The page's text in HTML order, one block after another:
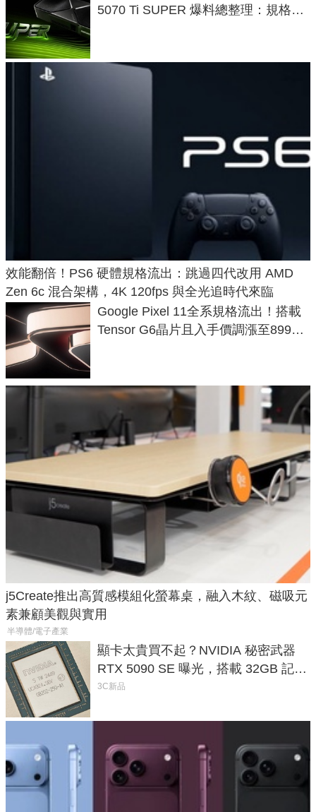
5070 Ti SUPER 爆料總整理：規格、
效能翻倍！PS6 硬體規格流出：跳過四代改用 AMD
Zen 6c 混合架構，4K 120fps 與全光追時代來臨
Google Pixel 11全系規格流出！搭載
Tensor G6晶片且入手價調漲至899美
j5Create推出高質感模組化螢幕桌，融入木紋、磁吸元
素兼顧美觀與實用
半導體/電子產業
顯卡太貴買不起？NVIDIA 秘密武器
RTX 5090 SE 曝光，搭載 32GB 記憶
體
3C新品